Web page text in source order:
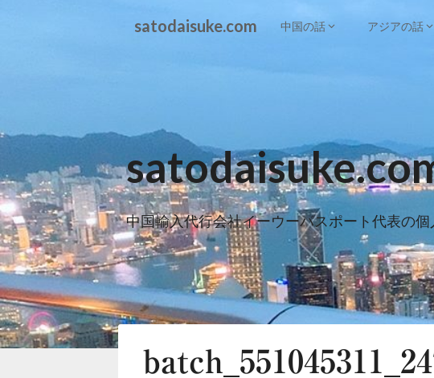
satodaisuke.com 中国の話 アジアの話
中国輸入代行会社イーウーパスポート代表の